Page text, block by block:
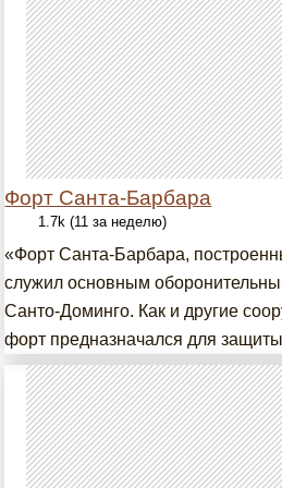
Форт Санта-Барбара
1.7k (11 за неделю)
«Форт Санта-Барбара,
служил основным
Санто-Доминго. Как и другие
форт предназначался для